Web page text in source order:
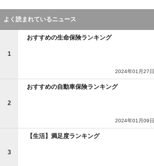
よく読まれているニュース
1
おすすめの生命保険ランキング
2024年01月27
2
おすすめの自動車保険ランキング
2024年01月09
3
【生活】満足度ランキング